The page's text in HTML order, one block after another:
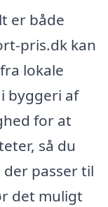
er både
pris.dk kan
lokale
byggeri af
for at
så du
passer til
det muligt